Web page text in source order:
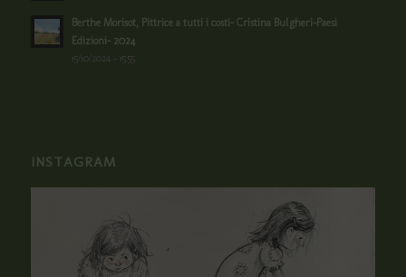
Berthe Morisot, Pittrice a tutti i costi- Cristina Bulgheri-Paesi
Edizioni- 2024
15/10/2024 - 15:55
INSTAGRAM